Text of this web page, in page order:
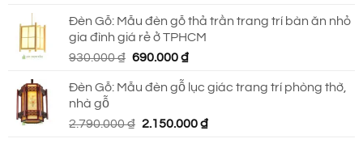
là:
990.000 ₫.
tại
là:
750.000 ₫.
Đèn Gỗ: Mẫu đèn gỗ thả trần trang trí bàn ăn nhỏ
gia đình giá rẻ ở TPHCM
930.000₫ Giá
là:
690.000₫Giá
tại
690.000 ₫.
Đèn Gỗ: Mẫu đèn gỗ lục giác trang trí phòng thờ,
nhà gỗ
2.790.000₫ Giá
2.150.000₫Giá